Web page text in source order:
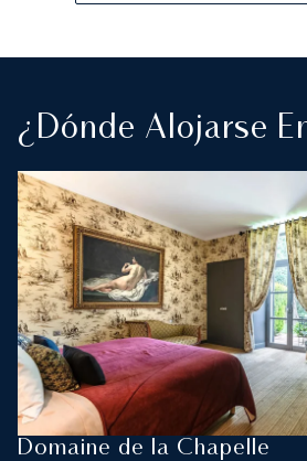
¿Dónde Alojarse
Domaine de la Chapelle